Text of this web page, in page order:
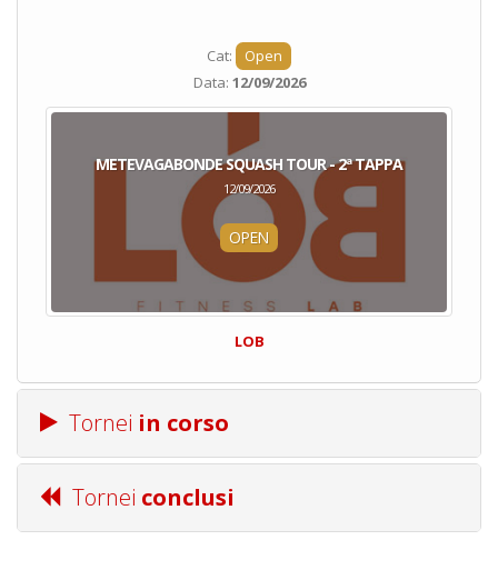
Cat: Open
Data: 12/09/2026
METEVAGABONDE SQUASH TOUR - 2ª TAPPA
12/09/2026
OPEN
LOB
Tornei in corso
Tornei conclusi